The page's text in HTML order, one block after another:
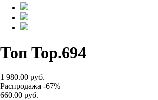
Топ Top.694
1 980.00 руб.
Распродажа -67%
660.00 руб.